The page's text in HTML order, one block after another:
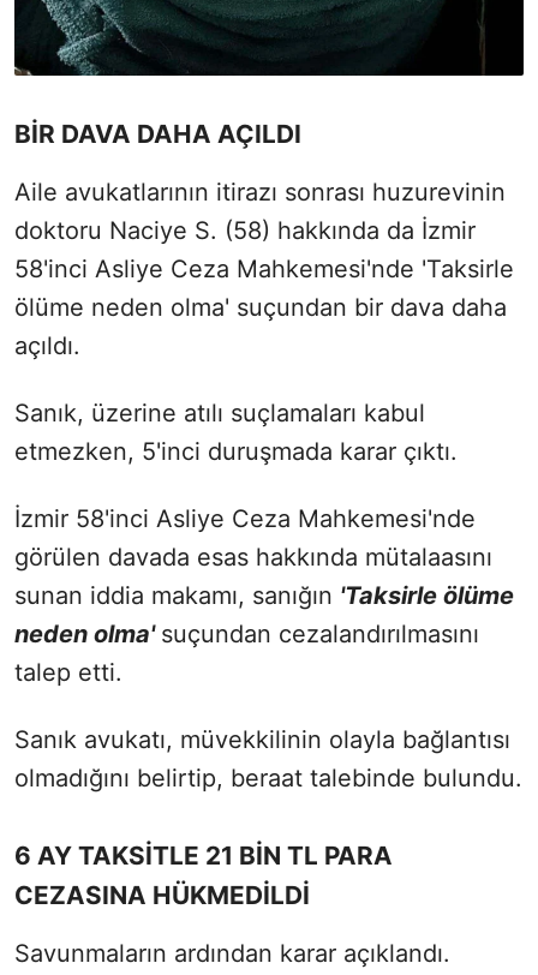
BİR DAVA DAHA AÇILDI
Aile avukatlarının itirazı sonrası huzurevinin
doktoru Naciye S. (58) hakkında da İzmir
58'inci Asliye Ceza Mahkemesi'nde 'Taksirle
ölüme neden olma' suçundan bir dava daha
açıldı.
Sanık, üzerine atılı suçlamaları kabul
etmezken, 5'inci duruşmada karar çıktı.
İzmir 58'inci Asliye Ceza Mahkemesi'nde
görülen davada esas hakkında mütalaasını
sunan iddia makamı, sanığın 'Taksirle ölüme
neden olma' suçundan cezalandırılmasını
talep etti.
Sanık avukatı, müvekkilinin olayla bağlantısı
olmadığını belirtip, beraat talebinde bulundu.
6 AY TAKSİTLE 21 BİN TL PARA
CEZASINA HÜKMEDİLDİ
Savunmaların ardından karar açıklandı.